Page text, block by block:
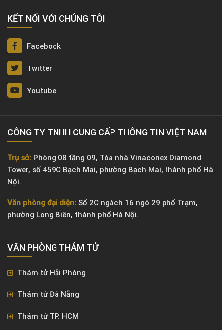
KẾT NỐI VỚI CHÚNG TÔI
Facebook
Twitter
Youtube
CÔNG TY TNHH CUNG CẤP THÔNG TIN VIỆT NAM
Trụ sở: Phòng 08 tầng 09, Tòa nhà Vinaconex Diamond
Tower, số 459C Bạch Mai, phường Bạch Mai, thành phố Hà
Nội.
Văn phòng đại diện: Số 2C ngách 16 ngõ 29 phố Trạm,
phường Long Biên, thành phố Hà Nội.
VĂN PHÒNG ​THÁM TỬ
Thám tử Hải Phòng
Thám tử Đà Nẵng
Thám tử TP. HCM